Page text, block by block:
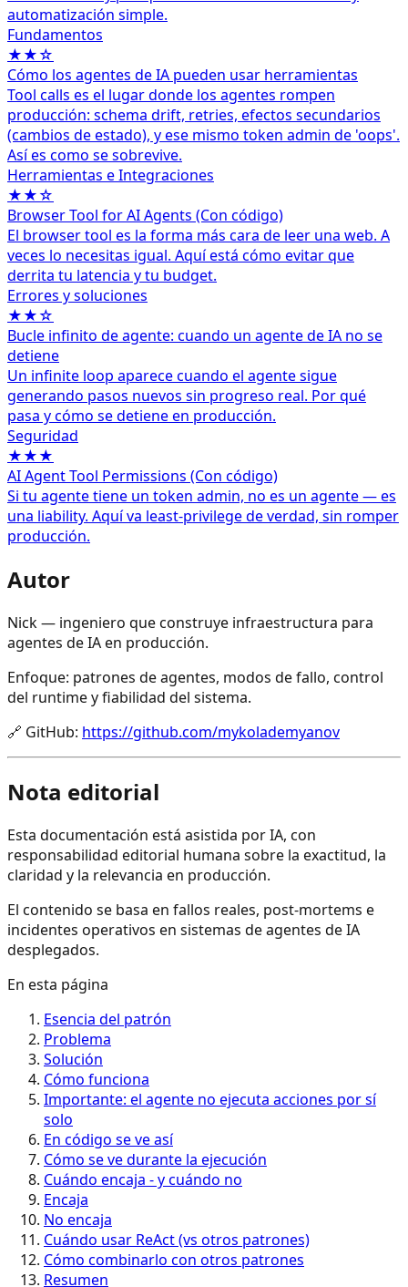
automatización simple.
Fundamentos
★★☆
Cómo los agentes de IA pueden usar herramientas
Tool calls es el lugar donde los agentes rompen
producción: schema drift, retries, efectos secundarios
(cambios de estado), y ese mismo token admin de 'oops'.
Así es como se sobrevive.
Herramientas e Integraciones
★★☆
Browser Tool for AI Agents (Con código)
El browser tool es la forma más cara de leer una web. A
veces lo necesitas igual. Aquí está cómo evitar que
derrita tu latencia y tu budget.
Errores y soluciones
★★☆
Bucle infinito de agente: cuando un agente de IA no se
detiene
Un infinite loop aparece cuando el agente sigue
generando pasos nuevos sin progreso real. Por qué
pasa y cómo se detiene en producción.
Seguridad
★★★
AI Agent Tool Permissions (Con código)
Si tu agente tiene un token admin, no es un agente — es
una liability. Aquí va least‑privilege de verdad, sin romper
producción.
Autor
Nick — ingeniero que construye infraestructura para
agentes de IA en producción.
Enfoque: patrones de agentes, modos de fallo, control
del runtime y fiabilidad del sistema.
🔗 GitHub: https://github.com/mykolademyanov
Nota editorial
Esta documentación está asistida por IA, con
responsabilidad editorial humana sobre la exactitud, la
claridad y la relevancia en producción.
El contenido se basa en fallos reales, post-mortems e
incidentes operativos en sistemas de agentes de IA
desplegados.
En esta página
Esencia del patrón
Problema
Solución
Cómo funciona
Importante: el agente no ejecuta acciones por sí
solo
En código se ve así
Cómo se ve durante la ejecución
Cuándo encaja - y cuándo no
Encaja
No encaja
Cuándo usar ReAct (vs otros patrones)
Cómo combinarlo con otros patrones
Resumen